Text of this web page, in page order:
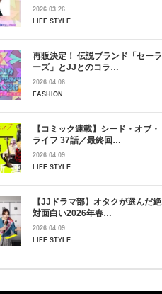
2026.03.26
LIFE STYLE
再販決定！ 伝説ブランド「セーラ
ーズ」とJJとのコラ…
2026.04.06
FASHION
【コミック連載】シード・オブ・
ライフ 37話／最終回…
2026.04.09
LIFE STYLE
【JJドラマ部】オタクが選んだ絶
対面白い2026年春…
2026.04.09
LIFE STYLE